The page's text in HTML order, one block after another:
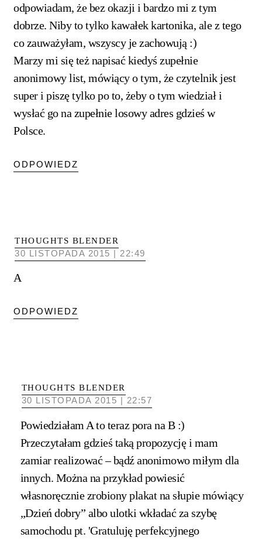
odpowiadam, że bez okazji i bardzo mi z tym
dobrze. Niby to tylko kawałek kartonika, ale z tego
co zauważyłam, wszyscy je zachowują :)
Marzy mi się też napisać kiedyś zupełnie
anonimowy list, mówiący o tym, że czytelnik jest
super i piszę tylko po to, żeby o tym wiedział i
wysłać go na zupełnie losowy adres gdzieś w
Polsce.
ODPOWIEDZ
THOUGHTS BLENDER
30 LISTOPADA 2015 | 22:49
A
ODPOWIEDZ
THOUGHTS BLENDER
30 LISTOPADA 2015 | 22:57
Powiedziałam A to teraz pora na B :)
Przeczytałam gdzieś taką propozycję i mam
zamiar realizować – bądź anonimowo miłym dla
innych. Można na przykład powiesić
własnoręcznie zrobiony plakat na słupie mówiący
„Dzień dobry” albo ulotki wkładać za szybę
samochodu pt. 'Gratuluję perfekcyjnego